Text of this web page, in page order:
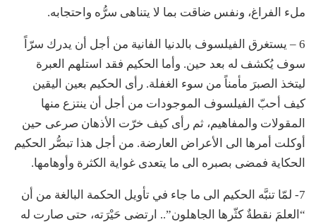
ملء الفراغ، ونفس ضاقت بما لا يتناهى سرُّه واحتجابه.
6 – يستغرق الفيلسوف بالدنيا الفانية من أجل أن يدرك سرّاً
سوف يُكشف له بعد حين. وأما الحكيم فقد استلهم العبرة
ليتخذ الصبرَ مأمناً من سوء الغفلة. رأى الحكيم بعين اليقين
كيف أحبّ الفيلسوف الموجودات من أجل أن ينتزع منها
المقولات والمفاهيم، ثم رأى كيف خرّت الأذهان صرعى حين
أوكلت أمرها الى الأعراض العارضة. من أجل هذا تبصُّر الحكيم
الحكاية فمضى بصبره الى ما يتعدى غواية الكثرة وأوهامها.
7- لمّا تنبَّه الحكيم الى ما جاء في تأويل الحكمة البالغة من أن
“العلمَ نقطةٌ كثّرها الجاهلون”.. ارتضى حَيْرَته، حتى صارت له